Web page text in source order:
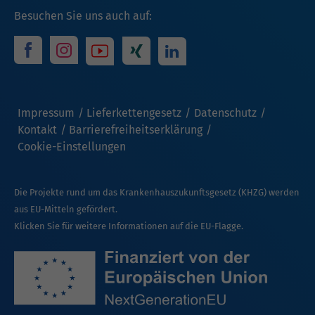
Besuchen Sie uns auch auf:
Impressum Lieferkettengesetz
Datenschutz
Kontakt
Barrierefreiheitserklärung
Cookie-Einstellungen
Die Projekte rund um das Krankenhauszukunftsgesetz (KHZG) werden
aus EU-Mitteln gefördert.
Klicken Sie für weitere Informationen auf die EU-Flagge.